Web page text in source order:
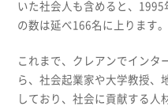
いた社会人も含めると、
の数は延べ166名に上ります。
これまで、クレアンでインタ
ら、社会起業家や大学教授、
しており、社会に貢献する人